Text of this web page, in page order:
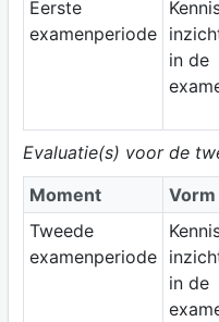
Eerste
examenperiode
in de
Evaluatie(s) voor de
Moment
Vorm
Tweede
examenperiode
in de